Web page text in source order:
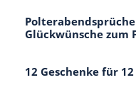
Glückwünsche zum
12 Geschenke für